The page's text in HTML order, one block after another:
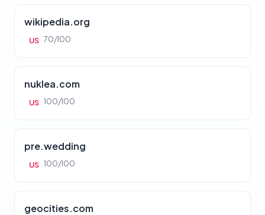
wikipedia.org
US 70/100
nuklea.com
US 100/100
pre.wedding
US 100/100
geocities.com